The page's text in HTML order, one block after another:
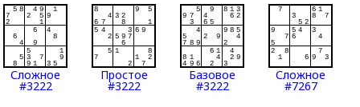
Сложное
#3222
Простое
#3222
Базовое
#3222
Сложное
#7267